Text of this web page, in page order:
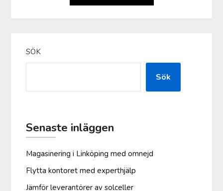
SÖK
Sök
Senaste inläggen
Magasinering i Linköping med omnejd
Flytta kontoret med experthjälp
Jämför leverantörer av solceller